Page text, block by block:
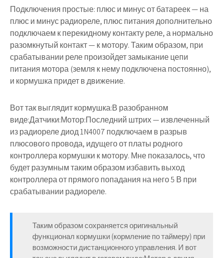
Подключения простые: плюс и минус от батареек — на
плюс и минус радиореле, плюс питания дополнительно
подключаем к перекидному контакту реле, а нормально
разомкнутый контакт — к мотору. Таким образом, при
срабатывании реле произойдет замыкание цепи
питания мотора (земля к нему подключена постоянно),
и кормушка придет в движение.
Вот так выглядит кормушка:В разобранном
виде:Датчики:Мотор:Последний штрих — извлеченный
из радиореле диод 1N4007 подключаем в разрыв
плюсового провода, идущего от платы родного
контроллера кормушки к мотору. Мне показалось, что
будет разумным таким образом избавить выход
контроллера от прямого попадания на него 5 В при
срабатывании радиореле.
Таким образом сохраняется оригинальный
функционал кормушки (кормление по таймеру) при
возможности дистанционного управления. И вот